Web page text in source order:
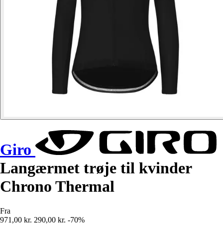
Giro
Langærmet trøje til kvinder
Chrono Thermal
Fra
971,00 kr. 290,00 kr. -70%